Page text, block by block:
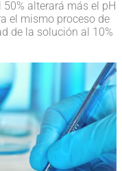
alterará más el pH
el mismo proceso de
de la solución al 10%